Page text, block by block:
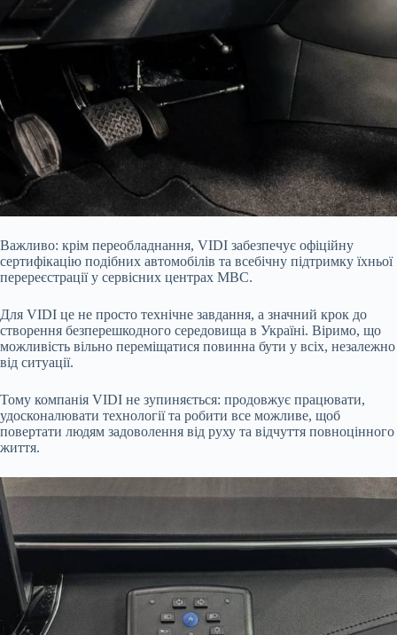
Важливо: крім переобладнання, VIDI забезпечує офіційну
сертифікацію подібних автомобілів та всебічну підтримку їхньої
перереєстрації у сервісних центрах МВС.
Для VIDI це не просто технічне завдання, а значний крок до
створення безперешкодного середовища в Україні. Віримо, що
можливість вільно переміщатися повинна бути у всіх, незалежно
від ситуації.
Тому компанія VIDI не зупиняється: продовжує працювати,
удосконалювати технології та робити все можливе, щоб
повертати людям задоволення від руху та відчуття повноцінного
життя.